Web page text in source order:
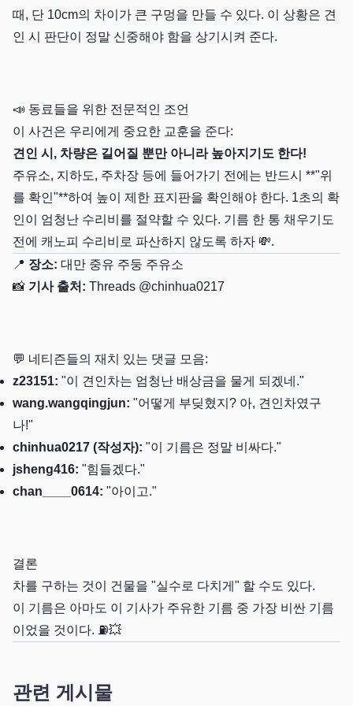
때, 단 10cm의 차이가 큰 구멍을 만들 수 있다. 이 상황은 견
인 시 판단이 정말 신중해야 함을 상기시켜 준다.
📣 동료들을 위한 전문적인 조언
이 사건은 우리에게 중요한 교훈을 준다:
견인 시, 차량은 길어질 뿐만 아니라 높아지기도 한다!
주유소, 지하도, 주차장 등에 들어가기 전에는 반드시 **"위
를 확인"**하여 높이 제한 표지판을 확인해야 한다. 1초의 확
인이 엄청난 수리비를 절약할 수 있다. 기름 한 통 채우기도
전에 캐노피 수리비로 파산하지 않도록 하자 💸.
📍 장소: 대만 중유 주둥 주유소
📸 기사 출처: Threads @chinhua0217
💬 네티즌들의 재치 있는 댓글 모음:
z23151: "이 견인차는 엄청난 배상금을 물게 되겠네."
wang.wangqingjun: "어떻게 부딪혔지? 아, 견인차였구
나!"
chinhua0217 (작성자): "이 기름은 정말 비싸다."
jsheng416: "힘들겠다."
chan____0614: "아이고."
결론
차를 구하는 것이 건물을 "실수로 다치게" 할 수도 있다.
이 기름은 아마도 이 기사가 주유한 기름 중 가장 비싼 기름
이었을 것이다. ⛽💥
관련 게시물